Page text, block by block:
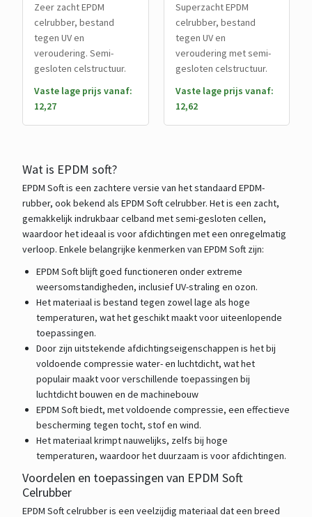
Zeer zacht EPDM
celrubber, bestand
tegen UV en
veroudering. Semi-
gesloten celstructuur.
Vaste lage prijs vanaf:
12,27
Superzacht EPDM
celrubber, bestand
tegen UV en
veroudering met semi-
gesloten celstructuur.
Vaste lage prijs vanaf:
12,62
Wat is EPDM soft?
EPDM Soft is een zachtere versie van het standaard EPDM-
rubber, ook bekend als EPDM Soft celrubber. Het is een zacht,
gemakkelijk indrukbaar celband met semi-gesloten cellen,
waardoor het ideaal is voor afdichtingen met een onregelmatig
verloop. Enkele belangrijke kenmerken van EPDM Soft zijn:
EPDM Soft blijft goed functioneren onder extreme
weersomstandigheden, inclusief UV-straling en ozon.
Het materiaal is bestand tegen zowel lage als hoge
temperaturen, wat het geschikt maakt voor uiteenlopende
toepassingen.
Door zijn uitstekende afdichtingseigenschappen is het bij
voldoende compressie water- en luchtdicht, wat het
populair maakt voor verschillende toepassingen bij
luchtdicht bouwen en de machinebouw
EPDM Soft biedt, met voldoende compressie, een effectieve
bescherming tegen tocht, stof en wind.
Het materiaal krimpt nauwelijks, zelfs bij hoge
temperaturen, waardoor het duurzaam is voor afdichtingen.
Voordelen en toepassingen van EPDM Soft
Celrubber
EPDM Soft celrubber is een veelzijdig materiaal dat een breed